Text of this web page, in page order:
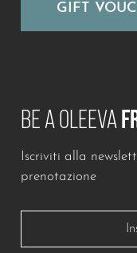
GIFT
BE A OLEEVA
Iscriviti alla
prenotazione
Lascia questo campo vuoto